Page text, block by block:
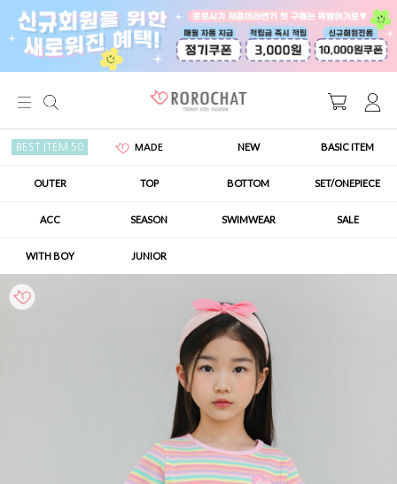
BEST ITEM 50 MADE NEW BASIC ITEM
OUTER TOP BOTTOM SET/ONEPIECE
ACC SEASON SWIMWEAR SALE
WITH BOY JUNIOR